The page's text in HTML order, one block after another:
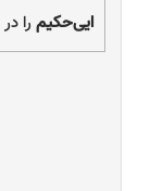
ایی‌حکیم را در